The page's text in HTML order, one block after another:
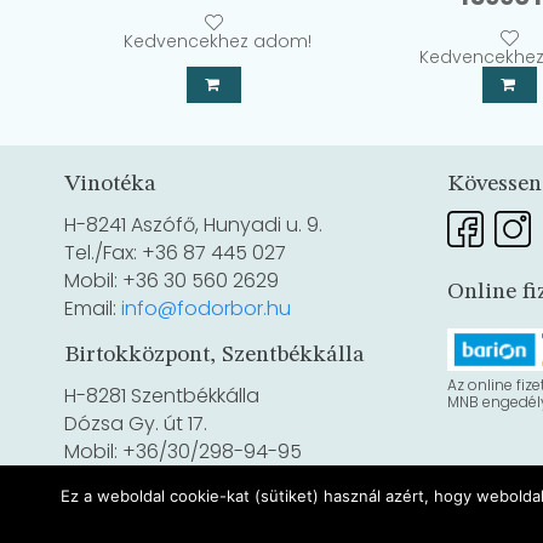
Kedvencekhez adom!
price
was:
17100 Ft.
Vinotéka
H-8241 Aszófő, Hunyadi u. 9.
Tel./Fax: +36 87 445 027
Mobil: +36 30 560 2629
Email: info@fodorbor.hu
Birtokközpont, Szentbékkálla
H-8281 Szentbékkálla
Dózsa Gy. út 17.
Mobil: +36/30/298-94-95
Online
Az online
MNB
Ez a weboldal cookie-kat (sütiket) használ azért, hogy